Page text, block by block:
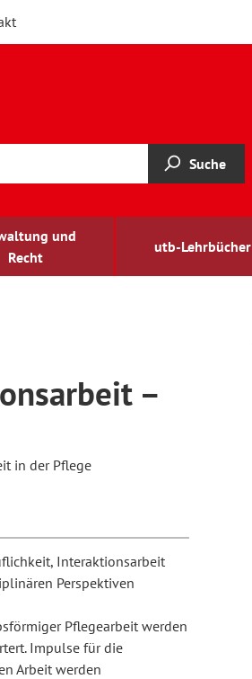
Suche
und
Recht
utb-Lehrbücher
–
in der Pflege
Interaktionsarbeit
Perspektiven
Pflegearbeit werden
Impulse für die
Arbeit werden